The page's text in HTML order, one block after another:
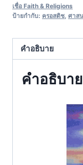
เชื่อ Faith & Religions
ป้ายกำกับ: ครอสติช, ศาส
คำอธิบาย
คำอธิบาย